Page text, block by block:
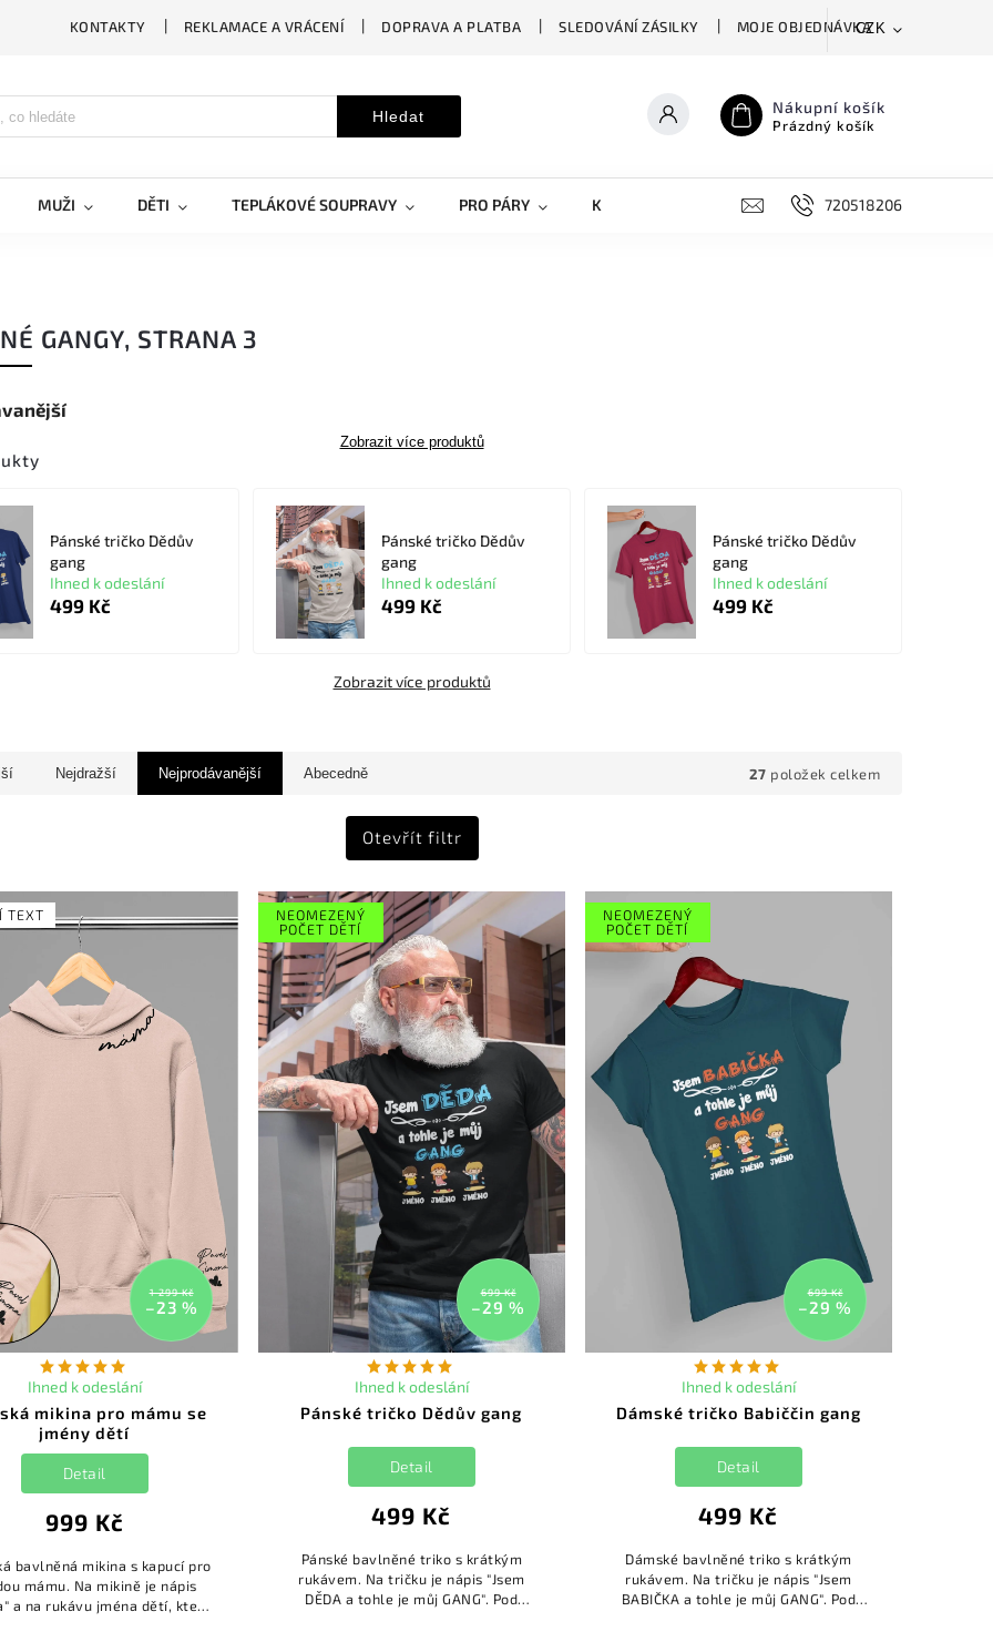
KONTAKTY REKLAMACE A VRÁCENÍ DOPRAVA A PLATBA SLEDOVÁNÍ ZÁSILKY MOJE OBJEDNÁVKACZK
Hledat Nákupní košík
Prázdný košík
MUŽI DĚTI TEPLÁKOVÉ SOUPRAVY PRO PÁRY KRYTY NA MOBILY DOPLŇKY720518206
GANGY, STRANA 3
Zobrazit více produktů
Pánské tričko Dědův
gang
Ihned k odeslání
499 Kč
Pánské tričko Dědův
gang
Ihned k odeslání
499 Kč
Pánské tričko Dědův
gang
Ihned k odeslání
499 Kč
Zobrazit více produktů
Nejdražší Nejprodávanější Abecedně 27 položek celkem
Otevřít filtr
TEXT
1 299 Kč
–23 %
mikina pro mámu se
jmény dětí
Ihned k odeslání
999 Kč
Detail
bavlněná mikina s kapucí pro
mámu. Na mikině je nápis
a na rukávu jména dětí, která
NEOMEZENÝ
POČET DĚTÍ
699 Kč
–29 %
Pánské tričko Dědův gang
Ihned k odeslání
499 Kč
Detail
Pánské bavlněné triko s krátkým
rukávem. Na tričku je nápis "Jsem
DĚDA a tohle je můj GANG". Pod
NEOMEZENÝ
POČET DĚTÍ
699 Kč
–29 %
Dámské tričko Babiččin gang
Ihned k odeslání
499 Kč
Detail
Dámské bavlněné triko s krátkým
rukávem. Na tričku je nápis "Jsem
BABIČKA a tohle je můj GANG". Pod